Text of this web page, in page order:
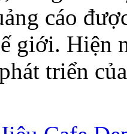
cáo
giới. Hiện
triển